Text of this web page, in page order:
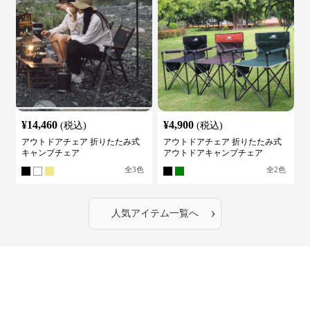
¥14,460 (税込)
アウトドアチェア 折りたたみ式
キャンプチェア
全3色
¥4,900 (税込)
アウトドアチェア 折りたたみ式
アウトドアキャンプチェア
全2色
人気アイテム一覧へ ›